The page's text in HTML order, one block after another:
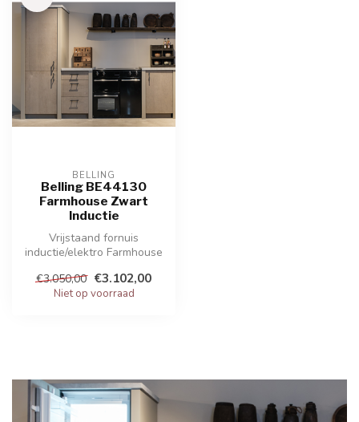
BELLING
Belling BE44130
Farmhouse Zwart
Inductie
Vrijstaand fornuis
inductie/elektro Farmhouse
inductiezones,...
€3.050,00 €3.102,00
Niet op voorraad